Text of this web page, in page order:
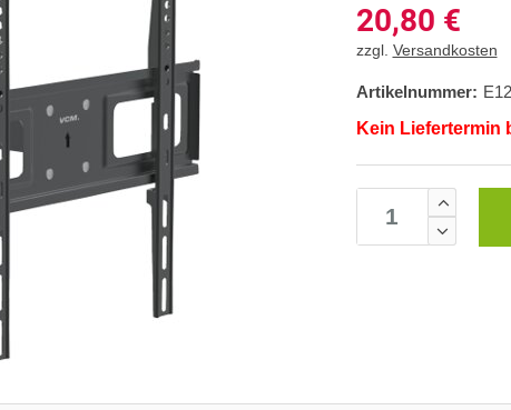
20,80 €
zzgl. Versandkosten
Artikelnummer:
Kein Liefertermin